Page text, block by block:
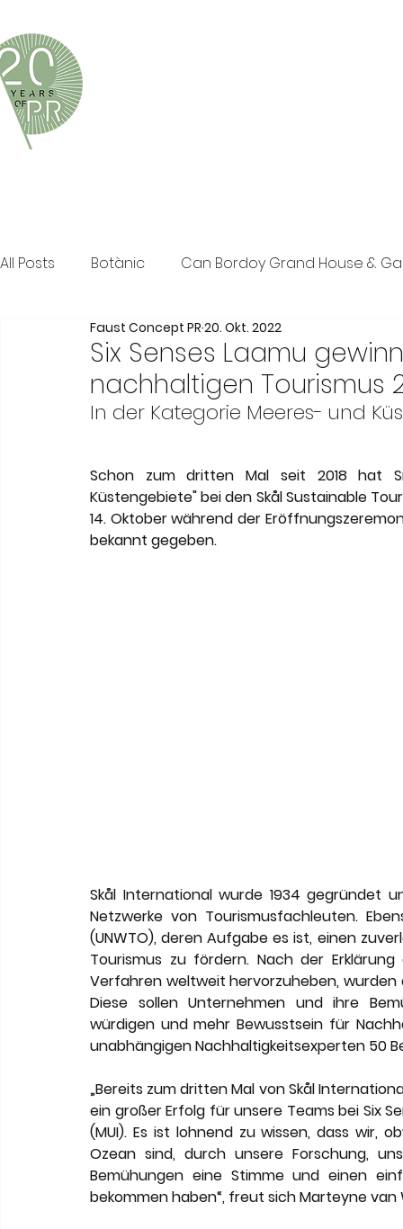
und persönliche Beratung in den Bereichen
Klassische PR im Print Bereich, Events sowie Social
All Posts Botànic Can Bordoy Grand House &
The Ozen Collection Faust Concept PR
Meneghetti Wine Hotel & Winery Karriere
Son Moli Country House Vestige Collection
Six Senses Laamu
nachhaltigen Tourismus
Faust Concept PR 20. Okt. 2022
In der Kategorie Meeres- und
Schon zum dritten Mal seit 2018 hat
Küstengebiete" bei den Skål Sustainable
14. Oktober während der
bekannt gegeben.
Skål International wurde 1934 gegründet
Netzwerke von Tourismusfachleuten.
(UNWTO), deren Aufgabe es ist, einen
Tourismus zu fördern. Nach der
Verfahren weltweit hervorzuheben, wurden
Diese sollen Unternehmen und ihre
würdigen und mehr Bewusstsein für
unabhängigen Nachhaltigkeitsexperten 50
„Bereits zum dritten Mal von Skål
ein großer Erfolg für unsere Teams bei Six
(MUI). Es ist lohnend zu wissen, dass wir,
Ozean sind, durch unsere Forschung,
Bemühungen eine Stimme und einen
bekommen haben“, freut sich Marteyne van